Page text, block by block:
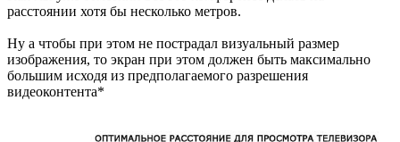
расстоянии хотя бы несколько метров.
Ну а чтобы при этом не пострадал визуальный размер
изображения, то экран при этом должен быть максимально
большим исходя из предполагаемого разрешения
видеоконтента*